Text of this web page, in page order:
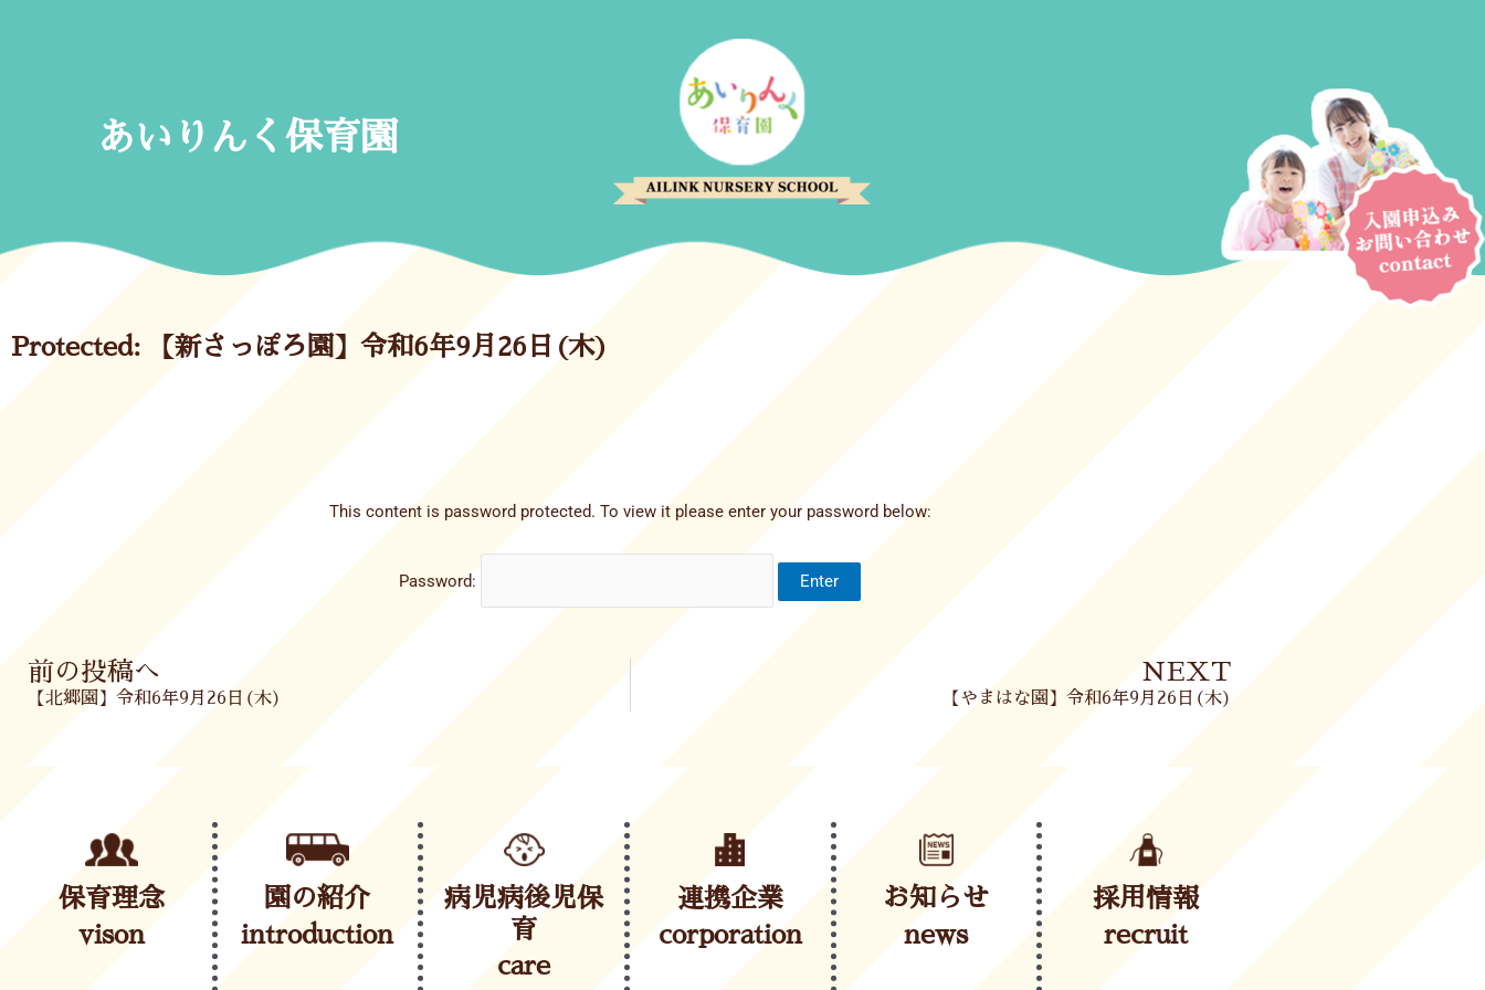
あいりんく保育園
Protected: 【新さっぽろ園】令和6年9月26日(木)
This content is password protected. To view it please enter your password below:
Password:
Prev
前の投稿へ
【北郷園】令和6年9月26日(木)
NEXT
【やまはな園】令和6年9月26日(木)
保育理念
vison
園の紹介
introduction
病児病後児保
育
care
連携企業
corporation
お知らせ
news
採用情報
recruit